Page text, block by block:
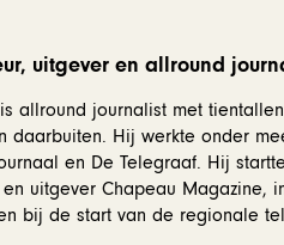
uitgever en allround
allround journalist met
daarbuiten. Hij werkte onder
en De Telegraaf. Hij
uitgever Chapeau Magazine,
bij de start van de regionale